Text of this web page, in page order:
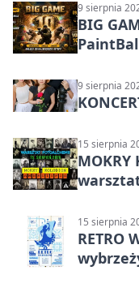
9 sierpnia
BIG
9 sierpnia
15 sierpnia
MOKRY
15 sierpnia
RETRO